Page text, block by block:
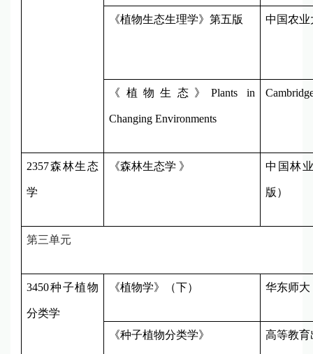
《植物生态生理学》第五版 中国农
《植物生态》Plants in
Changing Environments
2357森林生态
学
《森林生态学 》 中国林
版）
第三单元
3450种子植物
分类学
《植物学》（下） 华东师大
《种子植物分类学》 高等教育